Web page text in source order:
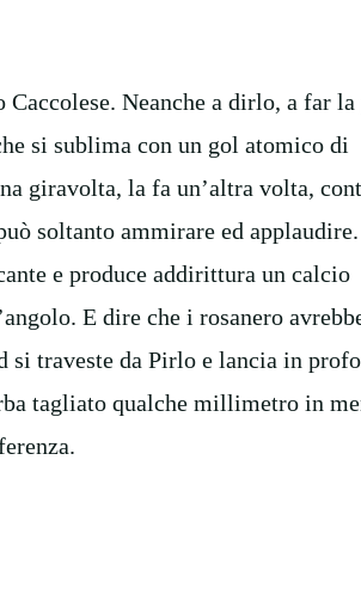
Neanche a dirlo, a far la
si sublima con un gol atomico di
giravolta, la fa un’altra volta,
soltanto ammirare ed
e produce addirittura un calcio
E dire che i rosanero
si traveste da Pirlo e lancia in
tagliato qualche millimetro in